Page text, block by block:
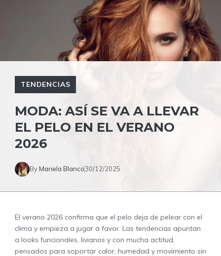
TENDENCIAS
MODA: ASÍ SE VA A LLEVAR
EL PELO EN EL VERANO
2026
ByMariela Blanco30/12/2025
El verano 2026 confirma que el pelo deja de pelear con el
clima y empieza a jugar a favor. Las tendencias apuntan
a looks funcionales, livianos y con mucha actitud,
pensados para soportar calor, humedad y movimiento sin